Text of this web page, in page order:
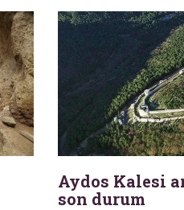
Aydos Kalesi
son durum